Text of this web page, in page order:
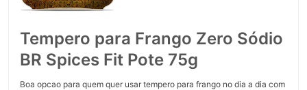
Tempero para Frango Zero Sódio
BR Spices Fit Pote 75g
Boa opcao para quem quer usar tempero para frango no dia a dia com